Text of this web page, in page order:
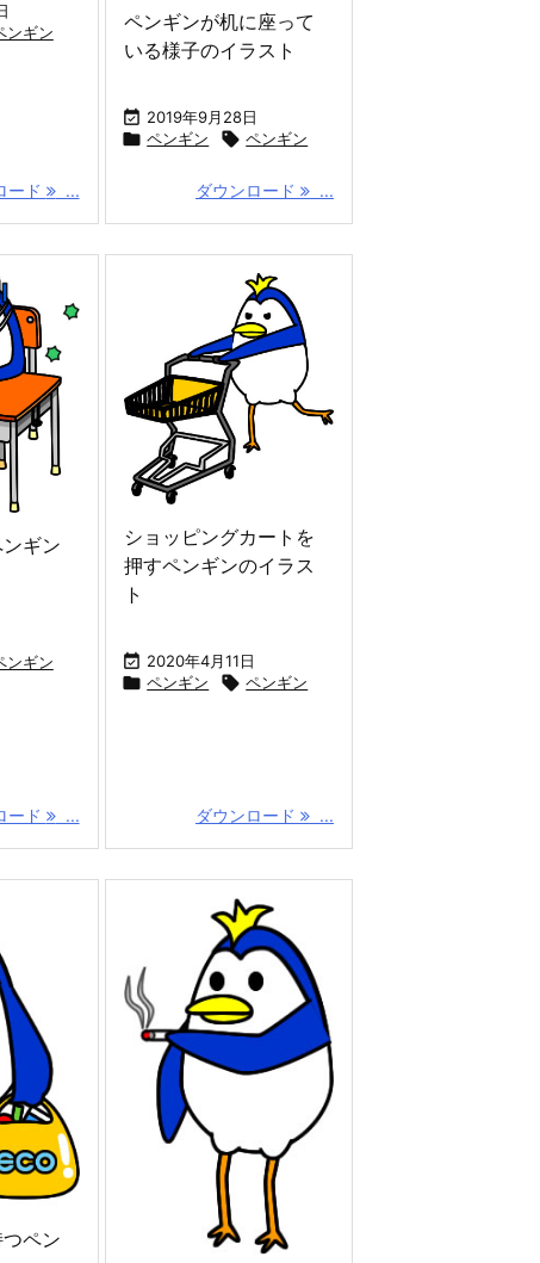
ンギン
ード ...
ペンギンが机に座って
いる様子のイラスト
 2019年9月28日
 ペンギン  ペンギン
ダウンロード ...
ギン
ンギン
ード ...
ショッピングカートを
押すペンギンのイラス
ト
 2020年4月11日
 ペンギン  ペンギン
ダウンロード ...
ペン